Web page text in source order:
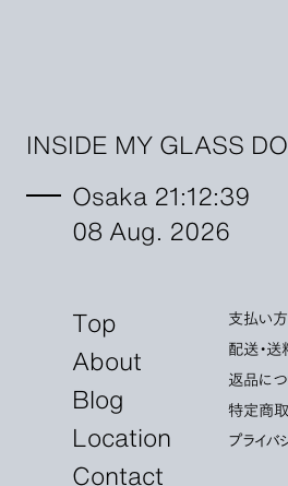
INSIDE MY GLASS
Osaka 21:12:40
08 Aug. 2026
Top
About
Blog
Location
Contact
支払い
配送・
返品に
特定商
プライバ